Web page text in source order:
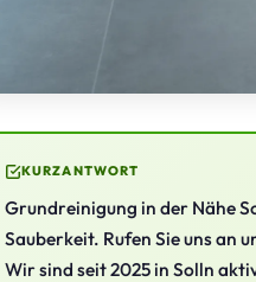
KURZANTWORT
Grundreinigung in der Nähe
Sauberkeit. Rufen Sie uns an
Wir sind seit 2025 in Solln